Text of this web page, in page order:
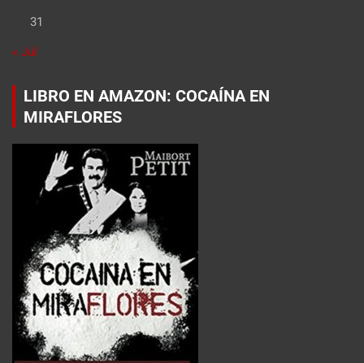
31
« Jul
LIBRO EN AMAZON: COCAÍNA EN
MIRAFLORES